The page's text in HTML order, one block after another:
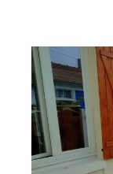
DEAUVILLE
25 m2, 3
Ref : 5297
Maison à